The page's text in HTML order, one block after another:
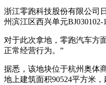
浙江零跑科技股份有限公司
州滨江区西兴单元BJ030102-
对于此次拿地，零跑汽车方
正常经营行为。”
据悉，该地块位于杭州奥体
地上建筑面积90524平方米